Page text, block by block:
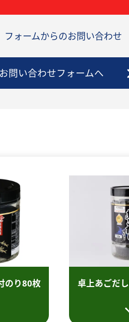
フォームからのお問い合わせ
お問い合わせフォームへ
のり80枚 卓上あごだし